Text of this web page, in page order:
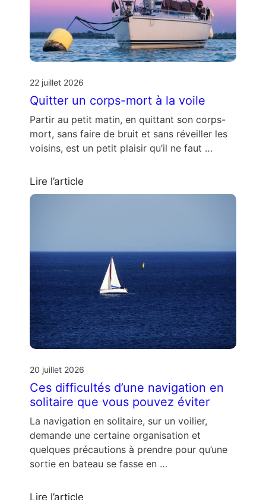
22 juillet 2026
Quitter un corps-mort à la voile
Partir au petit matin, en quittant son corps-
mort, sans faire de bruit et sans réveiller les
voisins, est un petit plaisir qu’il ne faut …
Lire l’article
20 juillet 2026
Ces difficultés d’une navigation en
solitaire que vous pouvez éviter
La navigation en solitaire, sur un voilier,
demande une certaine organisation et
quelques précautions à prendre pour qu’une
sortie en bateau se fasse en …
Lire l’article